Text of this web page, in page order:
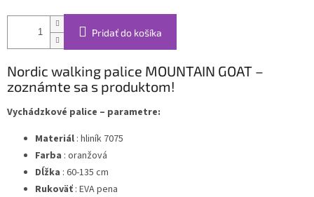
Pridať do košíka
Nordic walking palice MOUNTAIN GOAT –
zoznámte sa s produktom!
Vychádzkové palice – parametre:
Materiál : hliník 7075
Farba : oranžová
Dĺžka : 60-135 cm
Rukoväť : EVA pena